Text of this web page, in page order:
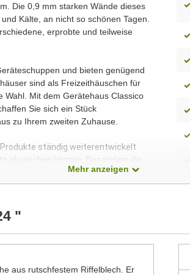
Die 0,9 mm starken Wände dieses
Kälte, an nicht so schönen Tagen.
erprobte und teilweise
und bieten genügend
sind als Freizeithäuschen für
Wahl. Mit dem Gerätehaus Classico
Sie sich ein Stück
zu Ihrem zweiten Zuhause.
ständig weiterentwickelt
abweichen können. Besonders die
Alle Maße sind Circa-Angaben.
Mehr anzeigen
"
aus rutschfestem Riffelblech. Er